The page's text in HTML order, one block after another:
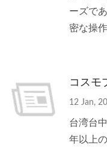
ーズで
密な操
コスモ
12 Jan,
台湾台
年以上